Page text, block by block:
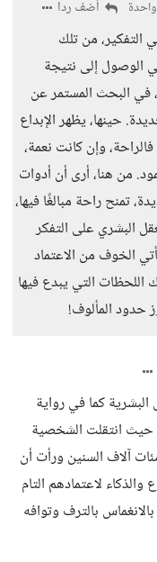
أضف ردا
التفكير، من تلك
الوصول إلى نتيجة
في البحث المستمر عن
حينها، يظهر الإبداع
وإن كانت نعمة،
من هنا، أرى أن أدوات
تمنح راحة مبالغًا فيها،
البشري على التفكر
الخوف من الاعتماد
اللحظات التي يبدع فيها
حدود المألوف!
كما في رواية
الزمن" المنشورة في عام 1895، حيث انتقلت الشخصية
آلاف السنين ورأت أن
لاعتمادهم التام
بالترف وتوافه